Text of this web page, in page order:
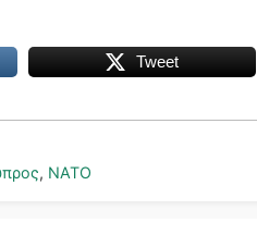
Tweet
, ΝΑΤΟ